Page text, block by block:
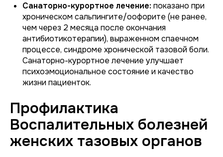
Санаторно-курортное лечение: показано при
хроническом сальпингите/оофорите (не ранее,
чем через 2 месяца после окончания
антибиотикотерапии), выраженном спаечном
процессе, синдроме хронической тазовой боли.
Санаторно-курортное лечение улучшает
психоэмоциональное состояние и качество
жизни пациенток.
Профилактика
Воспалительных болезней
женских тазовых органов